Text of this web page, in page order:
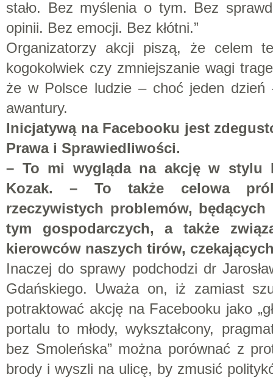
stało. Bez myślenia o tym. Bez
opinii. Bez emocji. Bez kłótni.”
Organizatorzy akcji piszą, że celem
kogokolwiek czy zmniejszanie wagi
że w Polsce ludzie – choć jeden dzień
awantury.
Inicjatywą na Facebooku jest
Prawa i Sprawiedliwości.
– To mi wygląda na akcję w stylu
Kozak. – To także celowa
rzeczywistych problemów,
tym gospodarczych, a także
kierowców naszych tirów,
Inaczej do sprawy podchodzi dr
Gdańskiego. Uważa on, iż zamiast
potraktować akcję na Facebooku jako
portalu to młody, wykształcony,
bez Smoleńska” można porównać z
brody i wyszli na ulicę, by zmusić